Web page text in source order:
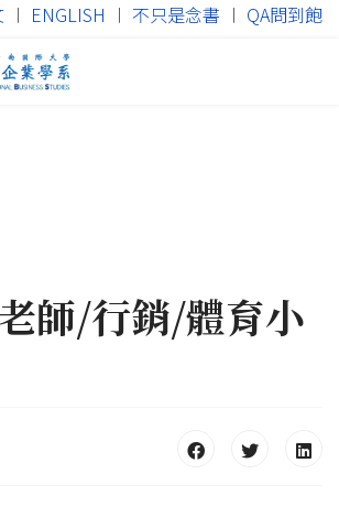
︱ ENGLISH ︱ 不只是念書 ︱ QA問到飽
師/行銷/體育小